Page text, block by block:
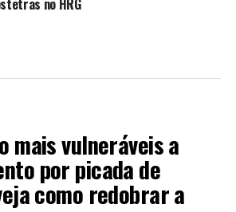
no HRG
mais vulneráveis a
por picada de
como redobrar a